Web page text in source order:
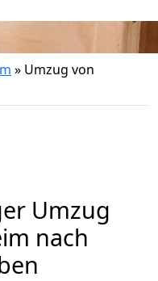
» Umzug von
Umzug
nach